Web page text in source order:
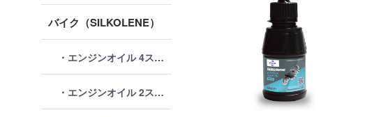
バイク（SILKOLENE）
・エンジンオイル 4ストローク
・エンジンオイル 2ストローク